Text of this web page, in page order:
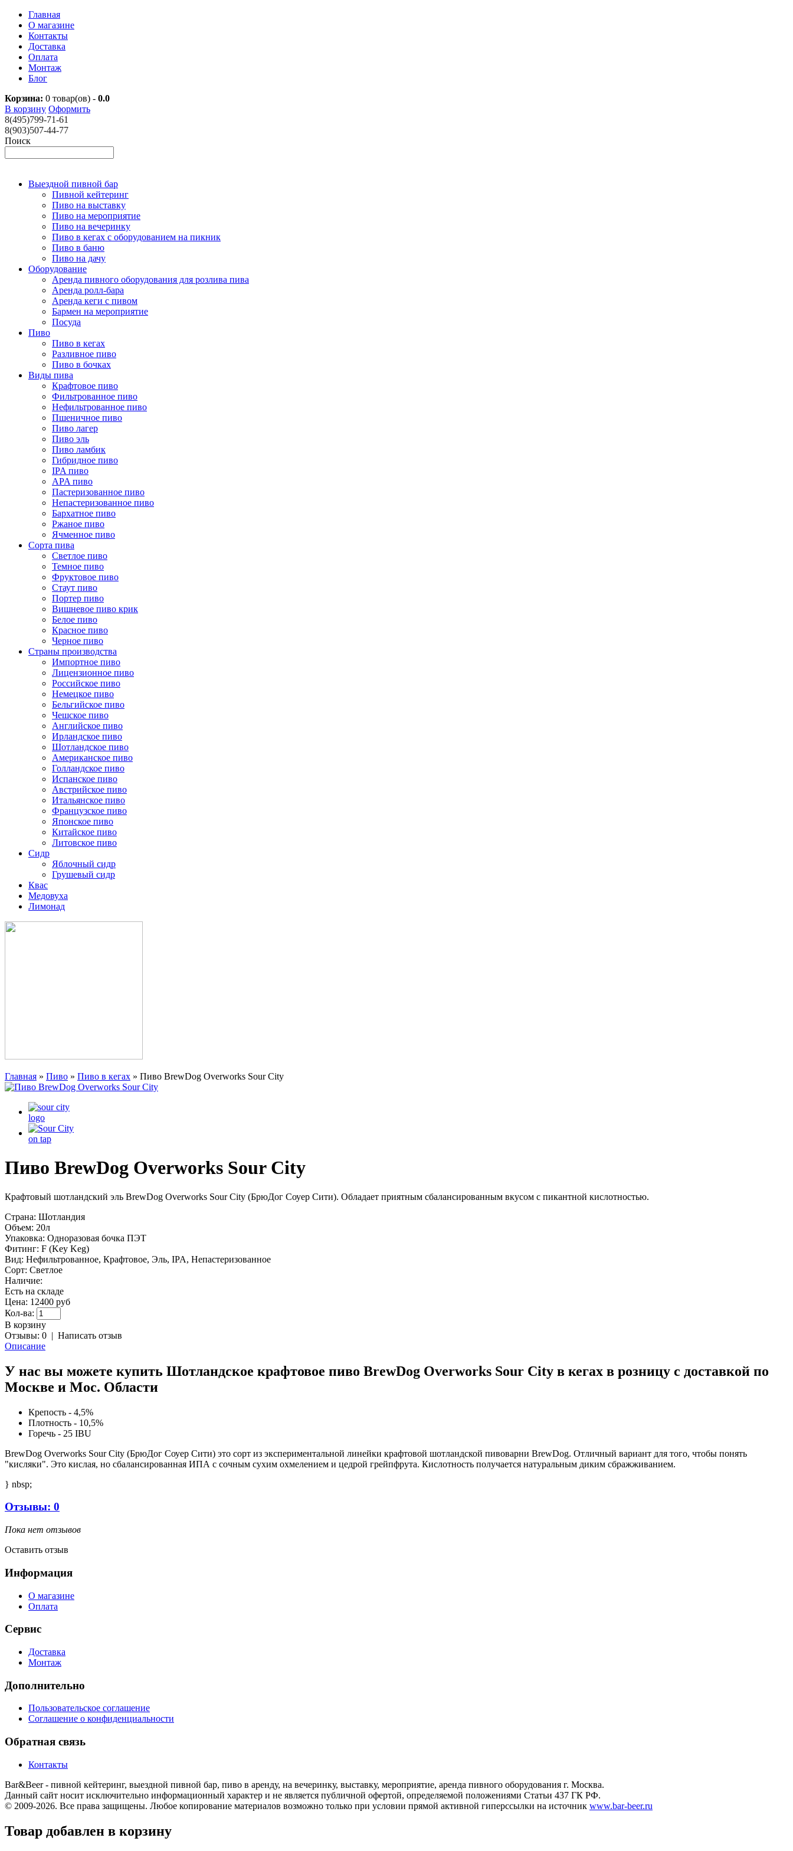
Главная
О магазине
Контакты
Доставка
Оплата
Монтаж
Блог
Корзина: 0 товар(ов) - 0.0
В корзину Оформить
8(495)799-71-61
8(903)507-44-77
Поиск
Выездной пивной бар
Пивной кейтеринг
Пиво на выставку
Пиво на мероприятие
Пиво на вечеринку
Пиво в кегах с оборудованием на пикник
Пиво в баню
Пиво на дачу
Оборудование
Аренда пивного оборудования для розлива пива
Аренда ролл-бара
Аренда кеги с пивом
Бармен на мероприятие
Посуда
Пиво
Пиво в кегах
Разливное пиво
Пиво в бочках
Виды пива
Крафтовое пиво
Фильтрованное пиво
Нефильтрованное пиво
Пшеничное пиво
Пиво лагер
Пиво эль
Пиво ламбик
Гибридное пиво
IPA пиво
APA пиво
Пастеризованное пиво
Непастеризованное пиво
Бархатное пиво
Ржаное пиво
Ячменное пиво
Сорта пива
Светлое пиво
Темное пиво
Фруктовое пиво
Стаут пиво
Портер пиво
Вишневое пиво крик
Белое пиво
Красное пиво
Черное пиво
Страны производства
Импортное пиво
Лицензионное пиво
Российское пиво
Немецкое пиво
Бельгийское пиво
Чешское пиво
Английское пиво
Ирландское пиво
Шотландское пиво
Американское пиво
Голландское пиво
Испанское пиво
Австрийское пиво
Итальянское пиво
Французское пиво
Японское пиво
Китайское пиво
Литовское пиво
Сидр
Яблочный сидр
Грушевый сидр
Квас
Медовуха
Лимонад
Главная » Пиво » Пиво в кегах » Пиво BrewDog Overworks Sour City
Пиво BrewDog Overworks Sour City
Крафтовый шотландский эль BrewDog Overworks Sour City (БрюДог Соуер Сити). Обладает приятным сбалансированным вкусом с пикантной кислотностью.
Страна: Шотландия
Объем: 20л
Упаковка: Одноразовая бочка ПЭТ
Фитинг: F (Key Keg)
Вид: Нефильтрованное, Крафтовое, Эль, IPA, Непастеризованное
Сорт: Светлое
Наличие:
Есть на складе
Цена: 12400 руб
Кол-ва:
В корзину
Отзывы: 0 | Написать отзыв
Описание
У нас вы можете купить Шотландское крафтовое пиво BrewDog Overworks Sour City в кегах в розницу с доставкой по
Москве и Мос. Области
Крепость - 4,5%
Плотность - 10,5%
Горечь - 25 IBU
BrewDog Overworks Sour City (БрюДог Соуер Сити) это сорт из экспериментальной линейки крафтовой шотландской пивоварни BrewDog. Отличный вариант для того, чтобы понять
"кисляки". Это кислая, но сбалансированная ИПА с сочным сухим охмелением и цедрой грейпфрута. Кислотность получается натуральным диким сбражживанием.
} nbsp;
Отзывы: 0
Пока нет отзывов
Оставить отзыв
Информация
О магазине
Оплата
Сервис
Доставка
Монтаж
Дополнительно
Пользовательское соглашение
Соглашение о конфиденциальности
Обратная связь
Контакты
Bar&Beer - пивной кейтеринг, выездной пивной бар, пиво в аренду, на вечеринку, выставку, мероприятие, аренда пивного оборудования г. Москва.
Данный сайт носит исключительно информационный характер и не является публичной офертой, определяемой положениями Статьи 437 ГК РФ.
© 2009-2026. Все права защищены. Любое копирование материалов возможно только при условии прямой активной гиперссылки на источник www.bar-beer.ru
Товар добавлен в корзину